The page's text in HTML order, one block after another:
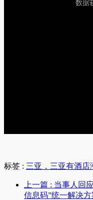
标签 : 三亚，三亚有酒店
上一篇 : 当事人回
信息码”统一解决方